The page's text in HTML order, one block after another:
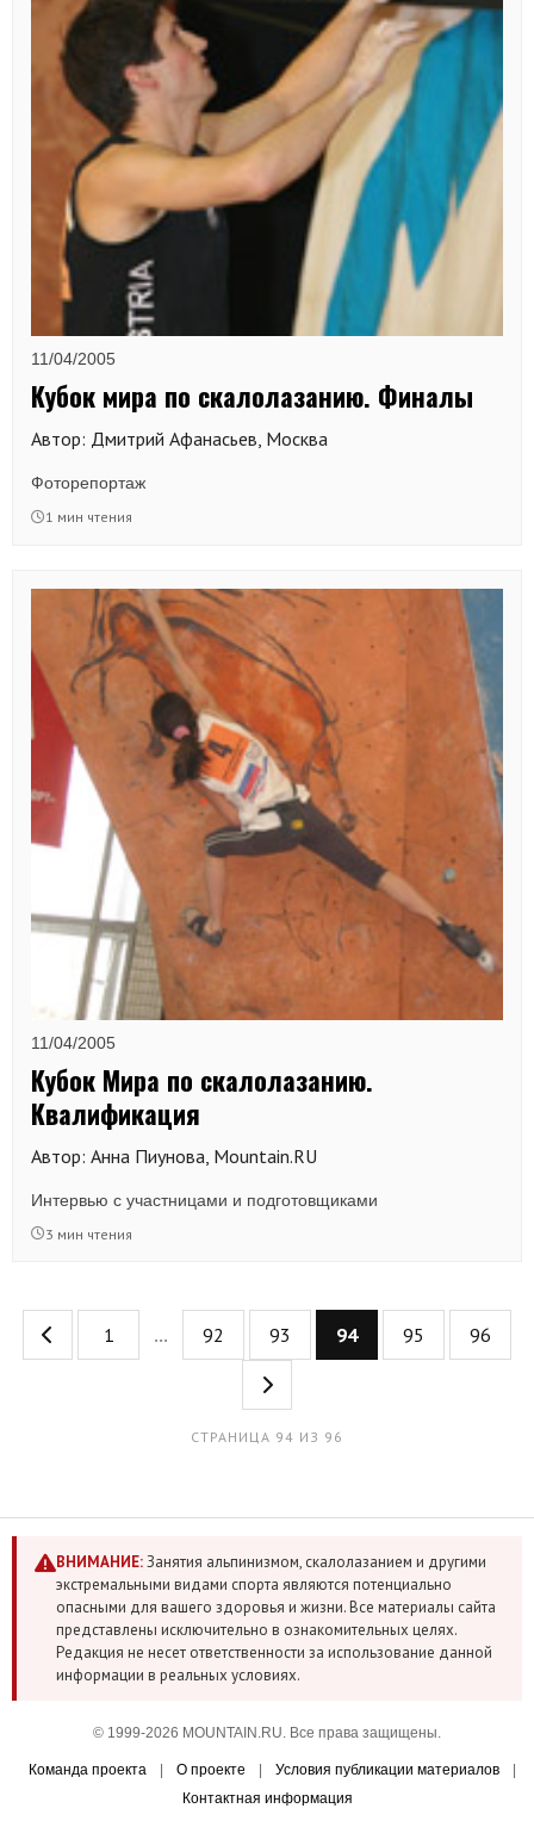
11/04/2005
Кубок мира по скалолазанию. Финалы
Автор: Дмитрий Афанасьев, Москва
Фоторепортаж
1 мин чтения
11/04/2005
Кубок Мира по скалолазанию.
Квалификация
Автор: Анна Пиунова, Mountain.RU
Интервью с участницами и подготовщиками
3 мин чтения
1 ... 92 93 94 95 96
СТРАНИЦА 94 ИЗ 96
ВНИМАНИЕ:Занятия альпинизмом, скалолазанием и другими
экстремальными видами спорта являются потенциально
опасными для вашего здоровья и жизни. Все материалы сайта
представлены исключительно в ознакомительных целях.
Редакция не несет ответственности за использование данной
информации в реальных условиях.
© 1999-2026 MOUNTAIN.RU. Все права защищены.
Команда проекта О проекте Условия публикации материалов
Контактная информация